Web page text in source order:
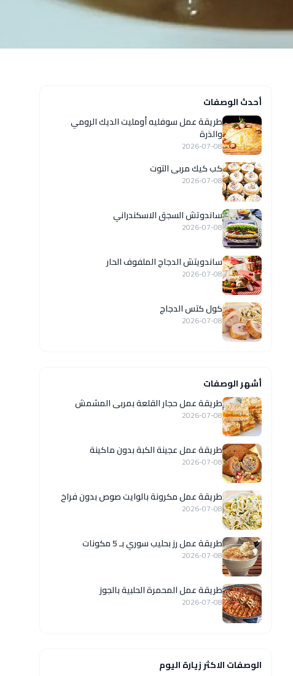
أحدث الوصفات
طريقة عمل سوفليه أومليت الديك الرومي
والذرة
2026-07-08
كب كيك مربى التوت
2026-07-08
ساندوتش السجق الاسكندراني
2026-07-08
ساندويتش الدجاج الملفوف الحار
2026-07-08
كول كتس الدجاج
2026-07-08
أشهر الوصفات
طريقة عمل حجار القلعة بمربى المشمش
2026-07-08
طريقة عمل عجينة الكبة بدون ماكينة
2026-07-08
طريقة عمل مكرونة بالوايت صوص بدون فراخ
2026-07-08
طريقة عمل رز بحليب سوري بـ 5 مكونات
2026-07-08
طريقة عمل المحمرة الحلبية بالجوز
2026-07-08
الوصفات الاكثر زيارة اليوم